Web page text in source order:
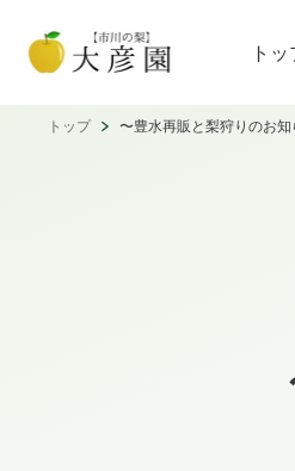
ト
トップ 〜豊水再販と梨狩りのお知